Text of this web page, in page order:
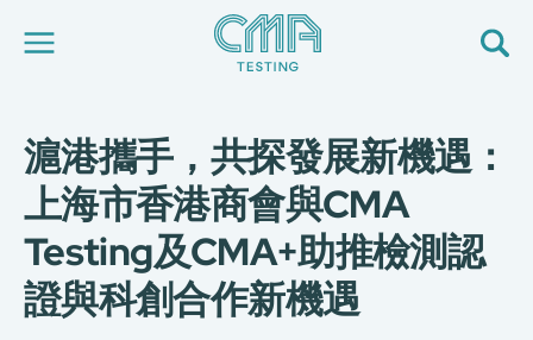
關於我們
我們的服務
最新消息
加入我們
環球支援
聯絡我們
E-Port
滬港攜手，共探發展新機遇：
上海市香港商會與CMA
Testing及CMA+助推檢測認
證與科創合作新機遇